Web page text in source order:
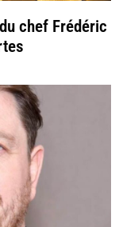
chef Frédéric